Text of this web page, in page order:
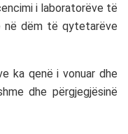
i laboratorëve të
në dëm të qytetarëve
ka qenë i vonuar dhe
dhe përgjegjësinë